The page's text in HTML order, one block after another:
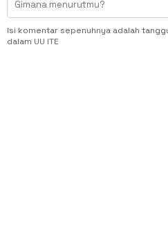
Isi komentar sepenuhnya adalah
dalam UU ITE